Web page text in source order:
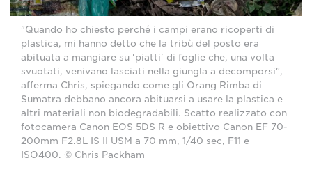
"Quando ho chiesto perché i campi erano ricoperti di
plastica, mi hanno detto che la tribù del posto era
abituata a mangiare su 'piatti' di foglie che, una volta
svuotati, venivano lasciati nella giungla a decomporsi",
afferma Chris, spiegando come gli Orang Rimba di
Sumatra debbano ancora abituarsi a usare la plastica e
altri materiali non biodegradabili. Scatto realizzato con
fotocamera Canon EOS 5DS R e obiettivo Canon EF 70-
200mm F2.8L IS II USM a 70 mm, 1/40 sec, F11 e
ISO400. © Chris Packham